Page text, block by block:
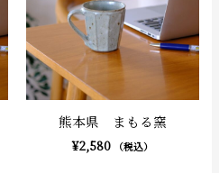
熊本県 まもる窯
¥2,580 （税込）